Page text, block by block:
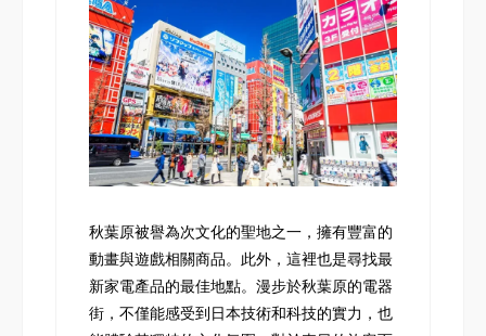
秋葉原被譽為次文化的聖地之一，擁有豐富的
動畫與遊戲相關商品。此外，這裡也是尋找最
新家電產品的最佳地點。漫步於秋葉原的電器
街，不僅能感受到日本技術和科技的實力，也